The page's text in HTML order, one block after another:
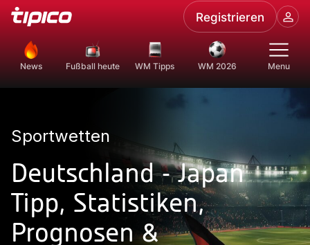
Registrieren
News Fußball heute WM Tipps WM 2026 Menu
Sportwetten
Deutschland - Japan
Tipp, Statistiken,
Prognosen &